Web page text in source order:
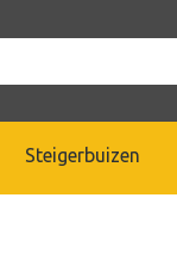
Steigerbuizen